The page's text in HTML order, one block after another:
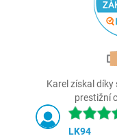
Karel získal
prestižní
LK94